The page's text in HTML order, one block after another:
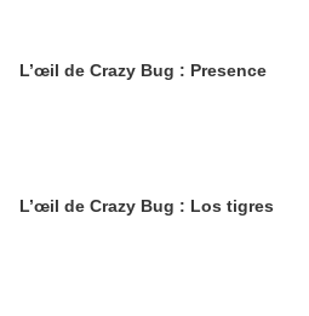
L’œil de Crazy Bug : Presence
L’œil de Crazy Bug : Los tigres